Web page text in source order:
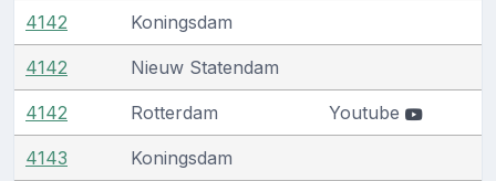
4142 Koningsdam
4142 Nieuw Statendam
4142 Rotterdam Youtube
4143 Koningsdam